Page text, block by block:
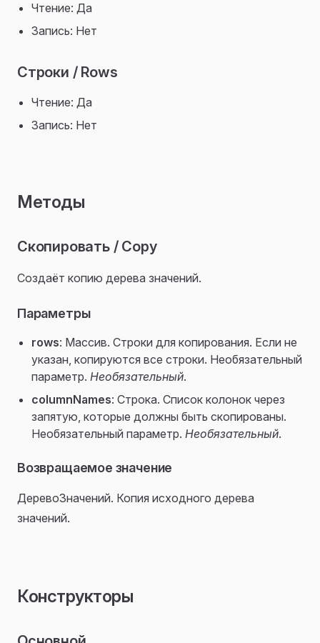
Чтение: Да
Запись: Нет
Строки / Rows
Чтение: Да
Запись: Нет
Методы
Скопировать / Copy
Создаёт копию дерева значений.
Параметры
rows: Массив. Строки для копирования. Если не
указан, копируются все строки. Необязательный
параметр. Необязательный.
columnNames: Строка. Список колонок через
запятую, которые должны быть скопированы.
Необязательный параметр. Необязательный.
Возвращаемое значение
ДеревоЗначений. Копия исходного дерева
значений.
Конструкторы